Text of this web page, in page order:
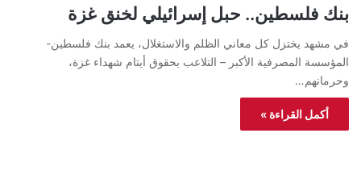
بنك فلسطين.. حبل إسرائيلي لخنق غزة
في مشهد يختزل كل معاني الظلم والاستغلال، يعمد بنك فلسطين-
المؤسسة المصرفية الأكبر – التلاعب بحقوق أيتام شهداء غزة،
وحرمانهم…
أكمل القراءة »